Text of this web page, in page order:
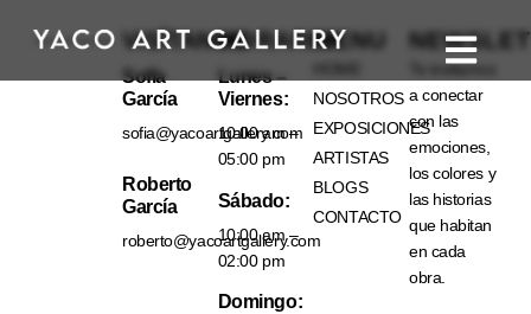
VISÍTANOS
Sofía
García
sofia@yacoartgallery.com
Roberto
García
roberto@yacoartgallery.com
HORARIO
Lunes –
Viernes:
10:00 am –
05:00 pm
Sábado:
10:00 am –
02:00 pm
Domingo:
MENU
NOSOTROS
EXPOSICIONES
ARTISTAS
BLOGS
CONTACTO
Te invitamos
a conectar
con las
emociones,
los colores y
las historias
que habitan
en cada
obra.